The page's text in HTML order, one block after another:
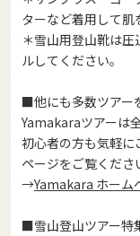
ターなど着用して肌
＊雪山用登山靴は
ルしてください。
■他にも多数ツアー
Yamakaraツアーは
初心者の方も気軽に
ページをご覧くださ
→Yamakara ホーム
■雪山登山ツアー特